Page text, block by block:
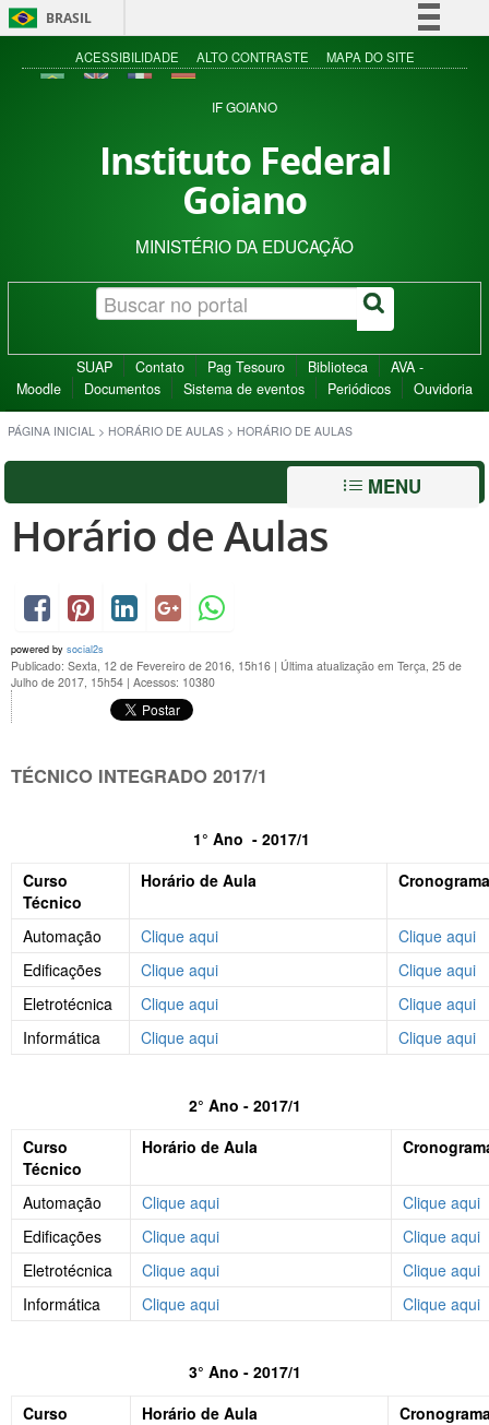
BRASIL
Simplifique!
Acesso à informação
ACESSIBILIDADE ALTO CONTRASTE MAPA DO SITE
IF GOIANO
Instituto Federal
Goiano
MINISTÉRIO DA EDUCAÇÃO
SUAP Contato Pag Tesouro Biblioteca
AVA -
Moodle
Documentos Sistema de eventos Periódicos Ouvidoria
PÁGINA INICIAL > HORÁRIO DE AULAS > HORÁRIO DE AULAS
MENU
Horário de Aulas
powered by social2s
Publicado: Sexta, 12 de Fevereiro de 2016, 15h16 | Última atualização em Terça, 25 de
Julho de 2017, 15h54 | Acessos: 10380
TÉCNICO INTEGRADO 2017/1
1° Ano - 2017/1
Curso
Técnico
Horário de Aula
Automação Clique aqui
Clique aqui
Edificações
Clique aqui
Clique aqui
Eletrotécnica
Clique aqui
Clique aqui
Informática
Clique aqui Clique aqui
2° Ano - 2017/1
Curso
Técnico
Horário de Aula
Automação Clique aqui
Clique aqui
Edificações
Clique aqui
Clique aqui
Eletrotécnica
Clique aqui
Clique aqui
Informática
Clique aqui Clique aqui
3° Ano - 2017/1
Curso
Horário de Aula